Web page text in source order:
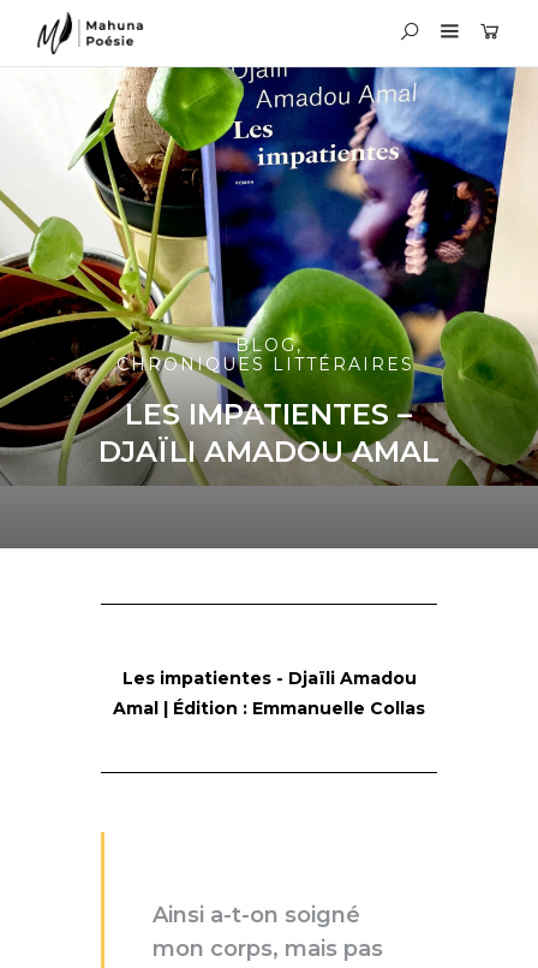
BLOG,
CHRONIQUES LITTÉRAIRES
LES IMPATIENTES –
DJAÏLI AMADOU AMAL
Les impatientes - Djaïli Amadou
Amal | Édition : Emmanuelle Collas
Ainsi a-t-on soigné
mon corps, mais pas